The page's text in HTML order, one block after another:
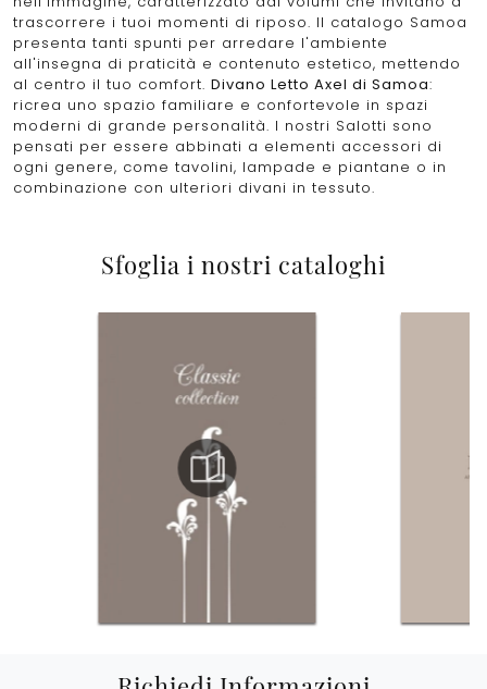
trascorrere i tuoi momenti di riposo. Il catalogo Samoa
presenta tanti spunti per arredare l'ambiente
all'insegna di praticità e contenuto estetico, mettendo
al centro il tuo comfort. Divano Letto Axel di Samoa:
ricrea uno spazio familiare e confortevole in spazi
moderni di grande personalità. I nostri Salotti sono
pensati per essere abbinati a elementi accessori di
ogni genere, come tavolini, lampade e piantane o in
combinazione con ulteriori divani in tessuto.
Sfoglia i nostri cataloghi